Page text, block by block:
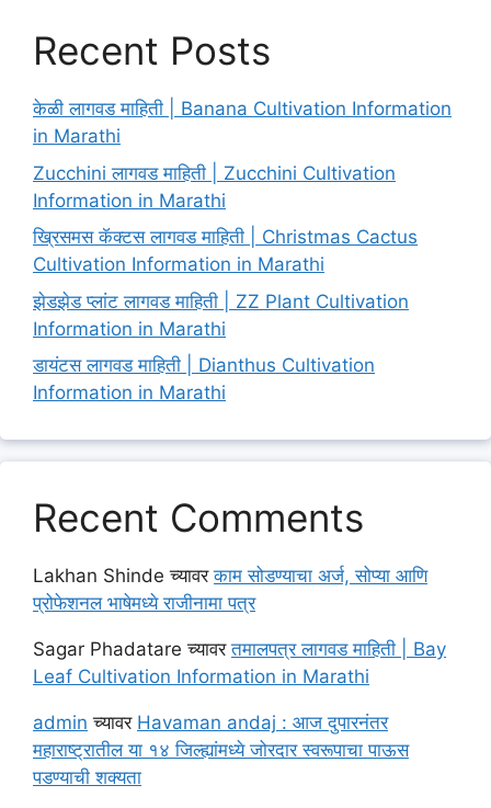
Recent Posts
केळी लागवड माहिती | Banana Cultivation Information
in Marathi
Zucchini लागवड माहिती | Zucchini Cultivation
Information in Marathi
ख्रिसमस कॅक्टस लागवड माहिती | Christmas Cactus
Cultivation Information in Marathi
झेडझेड प्लांट लागवड माहिती | ZZ Plant Cultivation
Information in Marathi
डायंटस लागवड माहिती | Dianthus Cultivation
Information in Marathi
Recent Comments
Lakhan Shinde च्यावरकाम सोडण्याचा अर्ज, सोप्या आणि
प्रोफेशनल भाषेमध्ये राजीनामा पत्र
Sagar Phadatare च्यावरतमालपत्र लागवड माहिती | Bay
Leaf Cultivation Information in Marathi
admin च्यावर Havaman andaj : आज दुपारनंतर
महाराष्ट्रातील या १४ जिल्ह्यांमध्ये जोरदार स्वरूपाचा पाऊस
पडण्याची शक्यता